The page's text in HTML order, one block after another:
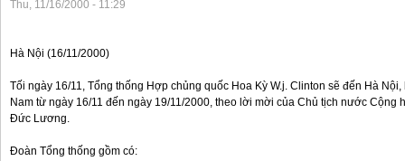
Thu, 11/16/2000 - 11:29
Hà Nội (16/11/2000)
Tối ngày 16/11, Tổng thống Hợp chủng quốc Hoa Kỳ W.j. Clinton sẽ đến Hà
Nam từ ngày 16/11 đến ngày 19/11/2000, theo lời mời của Chủ tịch nước Cộng
Đức Lương.
Đoàn Tổng thống gồm có: